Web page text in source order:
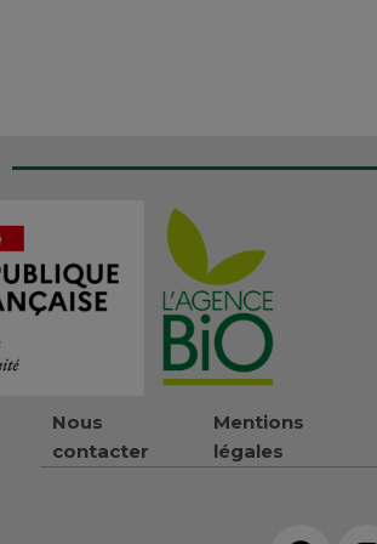
Nous
contacter
Mentions
légales